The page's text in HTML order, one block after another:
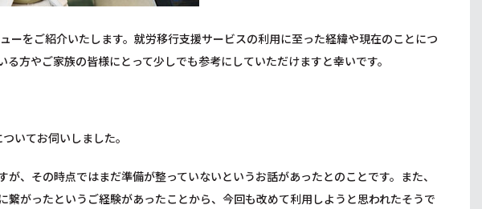
ーをご紹介いたします。就労移行支援サービスの利用に至った経緯や現在のことにつ
方やご家族の皆様にとって少しでも参考にしていただけますと幸いです。
いてお伺いしました。
、その時点ではまだ準備が整っていないというお話があったとのことです。また、
がったというご経験があったことから、今回も改めて利用しようと思われたそうで